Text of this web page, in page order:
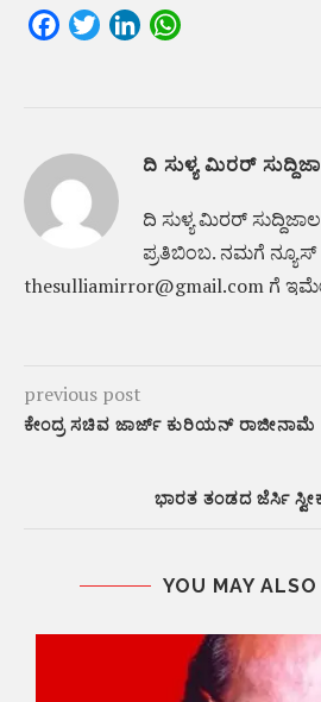
FacebookTwitterLinkedIn
ದಿ ಸುಳ್ಯ ಮಿರರ್
ದಿ ಸುಳ್ಯ ಮಿರರ್‌
ಪ್ರತಿಬಿಂಬ. ನಮಗೆ ನ್ಯೂಸ್‌
thesulliamirror@gmail.com ಗೆ
previous post
ಕೇಂದ್ರ ಸಚಿವ ಜಾರ್ಜ್ ಕುರಿಯನ್ ರಾಜೀನಾಮೆ
ಭಾರತ ತಂಡದ ಜೆರ್ಸಿ
YOU MAY